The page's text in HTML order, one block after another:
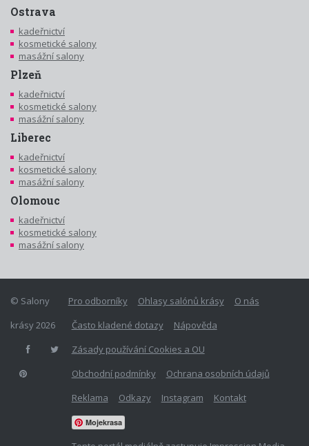
Ostrava
kadeřnictví
kosmetické salony
masážní salony
Plzeň
kadeřnictví
kosmetické salony
masážní salony
Liberec
kadeřnictví
kosmetické salony
masážní salony
Olomouc
kadeřnictví
kosmetické salony
masážní salony
Pro odborníky Ohlasy salónů krásy
O nás
Často kladené dotazy
Nápověda
Zásady používání Cookies a OU
Obchodní podmínky
Ochrana osobních údajů
Reklama
Odkazy Instagram Kontakt
Mojekrasa
© Salony
krásy 2026